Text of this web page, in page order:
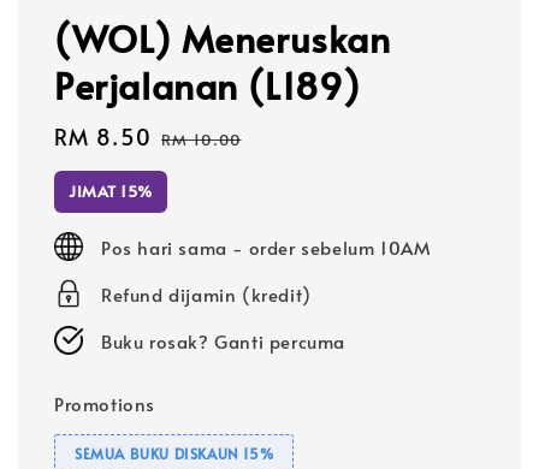
(WOL) Meneruskan
Perjalanan (L189)
Sale
price
RM 8.50 Regular
price
RM 10.00
JIMAT 15%
Pos hari sama - order sebelum 10AM
Refund dijamin (kredit)
Buku rosak? Ganti percuma
Promotions
SEMUA BUKU DISKAUN 15%